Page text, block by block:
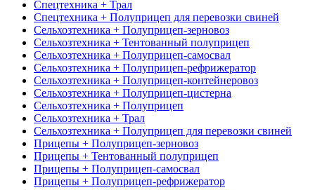
Спецтехника + Трал
Спецтехника + Полуприцеп для перевозки свиней
Сельхозтехника + Полуприцеп-зерновоз
Сельхозтехника + Тентованный полуприцеп
Сельхозтехника + Полуприцеп-самосвал
Сельхозтехника + Полуприцеп-рефрижератор
Сельхозтехника + Полуприцеп-контейнеровоз
Сельхозтехника + Полуприцеп-цистерна
Сельхозтехника + Полуприцеп
Сельхозтехника + Трал
Сельхозтехника + Полуприцеп для перевозки свиней
Прицепы + Полуприцеп-зерновоз
Прицепы + Тентованный полуприцеп
Прицепы + Полуприцеп-самосвал
Прицепы + Полуприцеп-рефрижератор